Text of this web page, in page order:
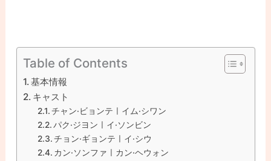
Table of Contents
基本情報
キャスト
チャン·ビョンテㅣイム·シワン
パク·ジヨンㅣイ·ソンビン
チョン·ギョンテㅣイ·シウ
カン·ソンファㅣカン·ヘウォン